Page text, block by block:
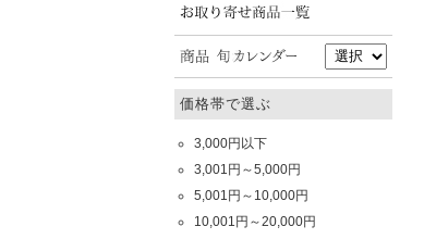
価格帯で選ぶ
3,000円以下
3,001円～5,000円
5,001円～10,000円
10,001円～20,000円